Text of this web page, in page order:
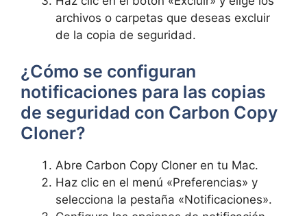
archivos o carpetas que deseas⁣ excluir
de la copia ⁢de seguridad.
‌¿Cómo se configuran
notificaciones para ⁣las copias
de seguridad con Carbon Copy ​
Cloner?
Abre Carbon Copy Cloner en tu Mac.
Haz clic en el menú «Preferencias» y
selecciona ‍la pestaña «Notificaciones».